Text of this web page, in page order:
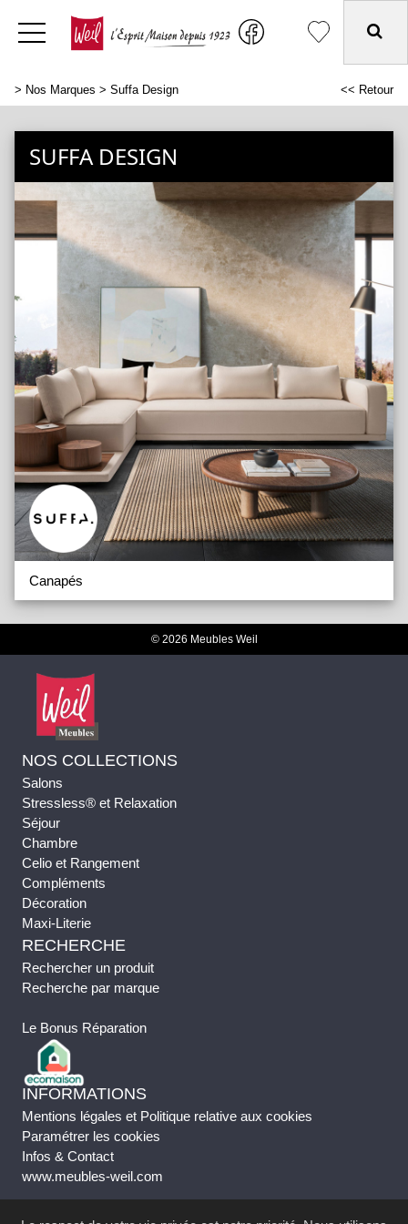
> Nos Marques > Suffa Design << Retour
SUFFA DESIGN
Canapés
© 2026 Meubles Weil
NOS COLLECTIONS
Salons
Stressless® et Relaxation
Séjour
Chambre
Celio et Rangement
Compléments
Décoration
Maxi-Literie
RECHERCHE
Rechercher un produit
Recherche par marque
Le Bonus Réparation
INFORMATIONS
Mentions légales et Politique relative aux cookies
Paramétrer les cookies
Infos & Contact
www.meubles-weil.com